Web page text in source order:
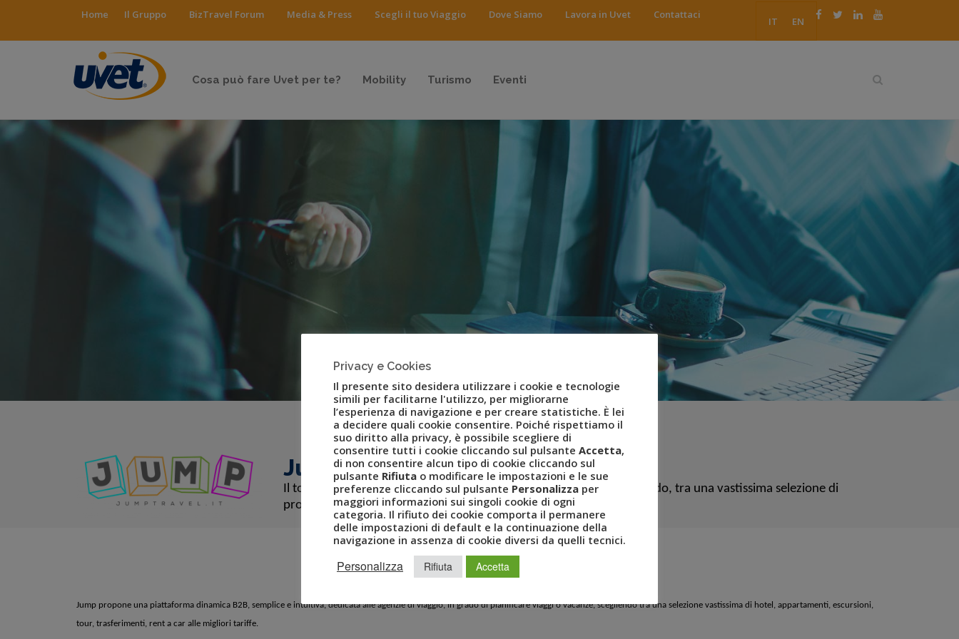
IT EN
Home Il Gruppo BizTravel Forum Media & Press Scegli il tuo Viaggio Dove Siamo Lavora in Uvet Contattaci
Cosa può fare Uvet per te? Mobility Turismo Eventi
Jump
Il tour operator dinamico in grado di pianificare viaggi in tutto il mondo, tra una vastissima selezione di
proposte e servizi
Jump propone una piattaforma dinamica B2B, semplice e intuitiva, dedicata alle agenzie di viaggio, in grado di pianificare viaggi o vacanze, scegliendo tra una selezione vastissima di hotel, appartamenti, escursioni,
tour, trasferimenti, rent a car alle migliori tariffe.
Privacy e Cookies
Il presente sito desidera utilizzare i cookie e tecnologie
simili per facilitarne l'utilizzo, per migliorarne
l’esperienza di navigazione e per creare statistiche. È lei
a decidere quali cookie consentire. Poiché rispettiamo il
suo diritto alla privacy, è possibile scegliere di
consentire tutti i cookie cliccando sul pulsante Accetta,
di non consentire alcun tipo di cookie cliccando sul
pulsante Rifiuta o modificare le impostazioni e le sue
preferenze cliccando sul pulsante Personalizza per
maggiori informazioni sui singoli cookie di ogni
categoria. Il rifiuto dei cookie comporta il permanere
delle impostazioni di default e la continuazione della
navigazione in assenza di cookie diversi da quelli tecnici.
Personalizza Rifiuta Accetta